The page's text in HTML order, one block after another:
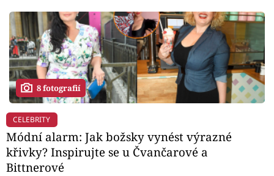
8 fotografií
CELEBRITY
Módní alarm: Jak božsky vynést výrazné
křivky? Inspirujte se u Čvančarové a
Bittnerové